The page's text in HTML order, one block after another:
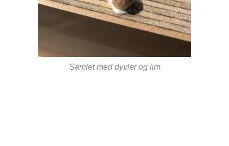
Samlet med dyvler og lim